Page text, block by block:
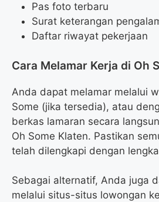
Pas foto terbaru
Surat keterangan
Daftar riwayat pekerjaan
Cara Melamar Kerja di Oh
Anda dapat melamar melalui
Some (jika tersedia), atau
berkas lamaran secara
Oh Some Klaten. Pastikan
telah dilengkapi dengan
Sebagai alternatif, Anda juga
melalui situs-situs lowongan